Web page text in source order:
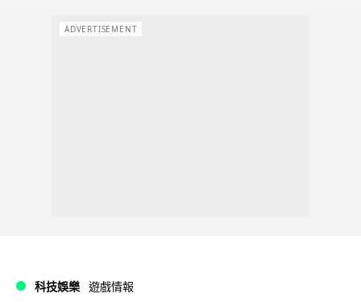
ADVERTISEMENT
科技娛樂 遊戲情報